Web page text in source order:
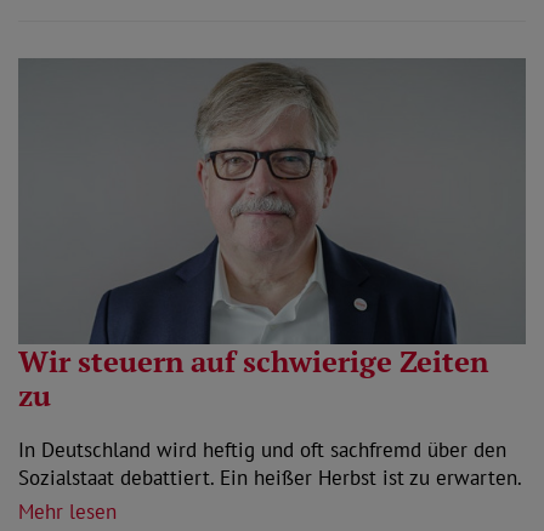
Wir steuern auf schwierige Zeiten
zu
In Deutschland wird heftig und oft sachfremd über den
Sozialstaat debattiert. Ein heißer Herbst ist zu erwarten.
Mehr lesen